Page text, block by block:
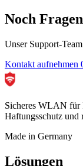
Noch
Unser Support-
Kontakt aufnehmen
Sicheres WLAN für
Haftungsschutz und
Made in Germany
Lösungen